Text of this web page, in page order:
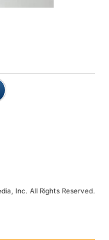
をしていました。母
なりました。
Inc. All Rights Reserved.